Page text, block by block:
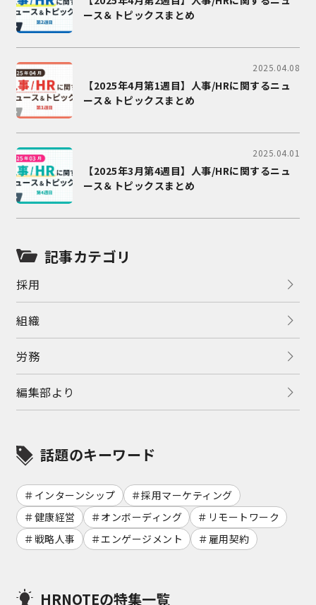
ース＆トピックスまとめ
2025.04.08
【2025年4月第1週目】人事/HRに関するニュ
ース＆トピックスまとめ
2025.04.01
【2025年3月第4週目】人事/HRに関するニュ
ース＆トピックスまとめ
記事カテゴリ
採用
組織
労務
編集部より
話題のキーワード
インターンシップ
採用マーケティング
健康経営
オンボーディング
リモートワーク
戦略人事
エンゲージメント 雇用契約
HRNOTEの特集一覧